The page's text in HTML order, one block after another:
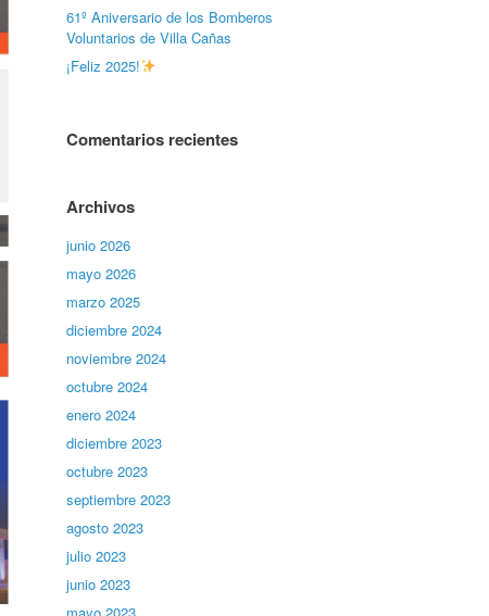
61º Aniversario de los Bomberos
Voluntarios de Villa Cañas
¡Feliz 2025!
Comentarios recientes
Archivos
junio 2026
mayo 2026
marzo 2025
diciembre 2024
noviembre 2024
octubre 2024
enero 2024
diciembre 2023
octubre 2023
septiembre 2023
agosto 2023
julio 2023
junio 2023